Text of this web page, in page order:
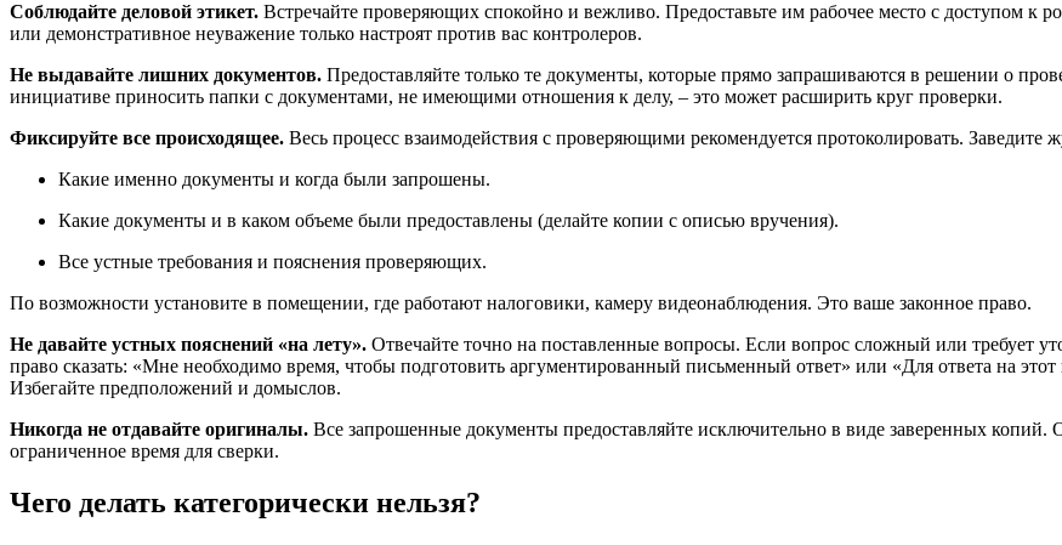
Соблюдайте деловой этикет. Встречайте проверяющих спокойно и вежливо. Предоставьте им рабочее место с доступом к
или демонстративное неуважение только настроят против вас контролеров.
Не выдавайте лишних документов. Предоставляйте только те документы, которые прямо запрашиваются в решении о
инициативе приносить папки с документами, не имеющими отношения к делу, – это может расширить круг проверки.
Фиксируйте все происходящее. Весь процесс взаимодействия с проверяющими рекомендуется протоколировать. Заведите
Какие именно документы и когда были запрошены.
Какие документы и в каком объеме были предоставлены (делайте копии с описью вручения).
Все устные требования и пояснения проверяющих.
По возможности установите в помещении, где работают налоговики, камеру видеонаблюдения. Это ваше законное право.
Не давайте устных пояснений «на лету». Отвечайте точно на поставленные вопросы. Если вопрос сложный или требует
право сказать: «Мне необходимо время, чтобы подготовить аргументированный письменный ответ» или «Для ответа на
Избегайте предположений и домыслов.
Никогда не отдавайте оригиналы. Все запрошенные документы предоставляйте исключительно в виде заверенных копий.
ограниченное время для сверки.
Чего делать категорически нельзя?